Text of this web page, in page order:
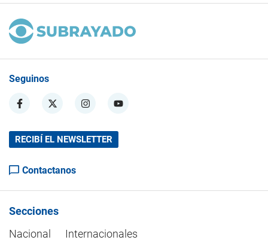
Seguinos
RECIBÍ EL NEWSLETTER
Contactanos
Secciones
Nacional
Internacionales